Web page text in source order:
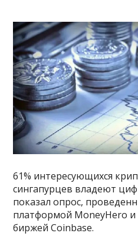
61% интересующихся
сингапурцев владеют
показал опрос,
платформой MoneyHero
биржей Coinbase.